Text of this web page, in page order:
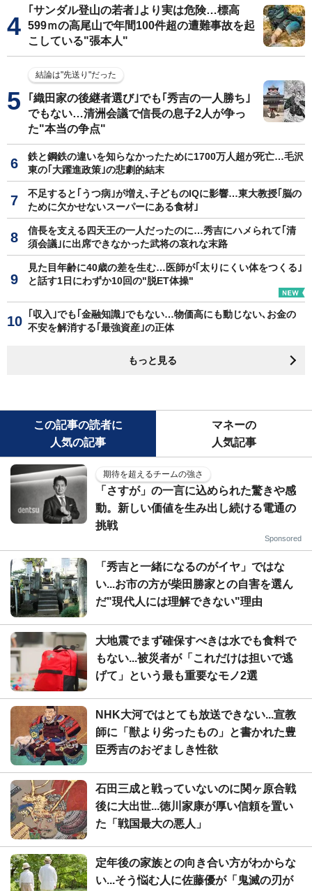
｢サンダル登山の若者｣より実は危険…標高
599ｍの高尾山で年間100件超の遭難事故を起
こしている"張本人"
結論は"先送り"だった
｢織田家の後継者選び｣でも｢秀吉の一人勝ち｣
でもない…清洲会議で信長の息子2人が争っ
た"本当の争点"
鉄と鋼鉄の違いを知らなかったために1700万人超が死亡…毛沢
東の｢大躍進政策｣の悲劇的結末
不足すると｢うつ病｣が増え､子どものIQに影響…東大教授｢脳の
ために欠かせないスーパーにある食材｣
信長を支える四天王の一人だったのに…秀吉にハメられて｢清
須会議｣に出席できなかった武将の哀れな末路
見た目年齢に40歳の差を生む…医師が｢太りにくい体をつくる｣
と話す1日にわずか10回の"脱ET体操"
｢収入｣でも｢金融知識｣でもない…物価高にも動じない､お金の
不安を解消する｢最強資産｣の正体
もっと見る
この記事の読者に
人気の記事
マネーの
人気記事
期待を超えるチームの強さ
「さすが」の一言に込められた驚きや感
動。新しい価値を生み出し続ける電通の
挑戦
Sponsored
「秀吉と一緒になるのがイヤ」ではな
い...お市の方が柴田勝家との自害を選ん
だ"現代人には理解できない"理由
大地震でまず確保すべきは水でも食料で
もない...被災者が「これだけは担いで逃
げて」という最も重要なモノ2選
NHK大河ではとても放送できない...宣教
師に「獣より劣ったもの」と書かれた豊
臣秀吉のおぞましき性欲
石田三成と戦っていないのに関ヶ原合戦
後に大出世...徳川家康が厚い信頼を置い
た「戦国最大の悪人」
定年後の家族との向き合い方がわからな
い...そう悩む人に佐藤優が「鬼滅の刃が